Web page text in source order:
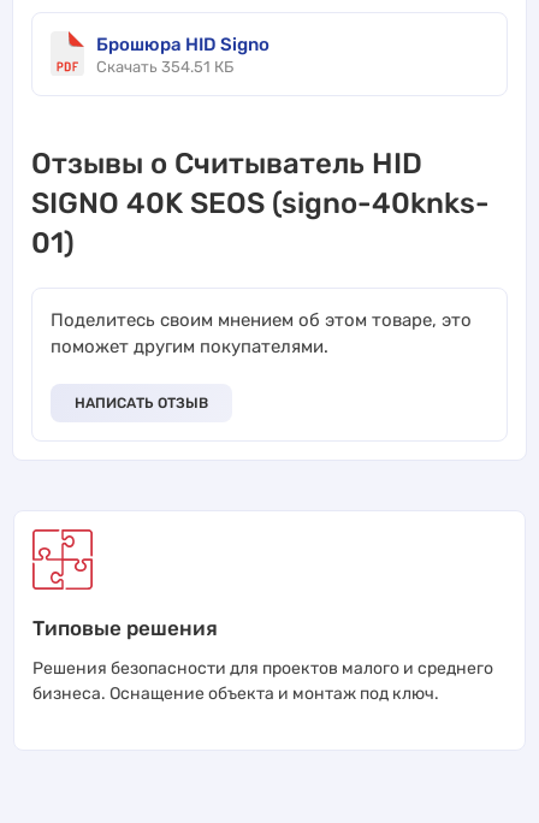
Брошюра HID Signo
Скачать 354.51 КБ
Отзывы о Считыватель HID
SIGNO 40K SEOS (signo-40knks-
01)
Поделитесь своим мнением об этом товаре, это
поможет другим покупателями.
НАПИСАТЬ ОТЗЫВ
Типовые решения
Решения безопасности для проектов малого и среднего
бизнеса. Оснащение объекта и монтаж под ключ.